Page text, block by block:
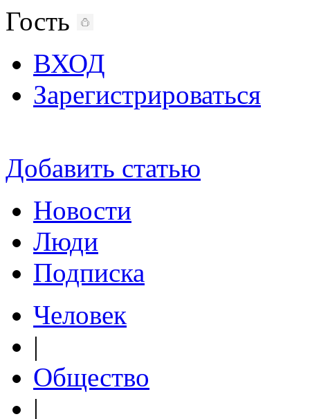
Гость
ВХОД
Зарегистрироваться
Добавить статью
Новости
Люди
Подписка
Человек
|
Общество
|